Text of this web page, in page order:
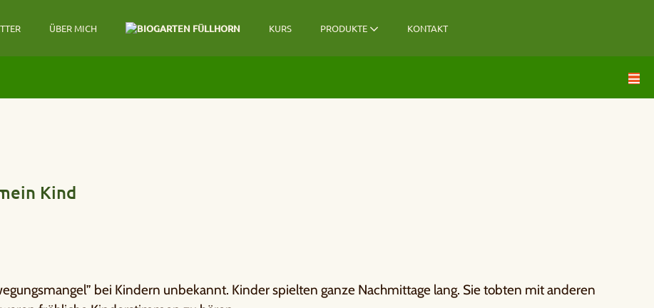
ÜBER MICH KURS PRODUKTE KONTAKT
Kind
bei Kindern unbekannt. Kinder spielten ganze Nachmittage lang. Sie tobten mit anderen